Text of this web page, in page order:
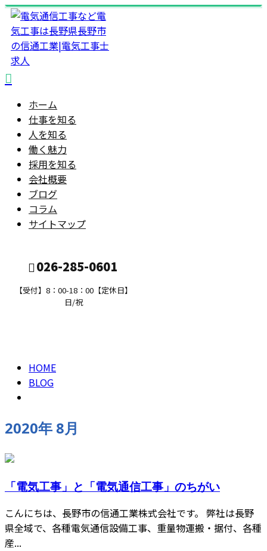
ホーム
仕事を知る
人を知る
働く魅力
採用を知る
会社概要
ブログ
コラム
サイトマップ
026-285-0601
【受付】8：00-18：00【定休日】
日/祝
HOME
BLOG
2020年 8月
「電気工事」と「電気通信工事」のちがい
こんにちは、長野市の信通工業株式会社です。 弊社は長野
県全域で、各種電気通信設備工事、重量物運搬・据付、各種
産...